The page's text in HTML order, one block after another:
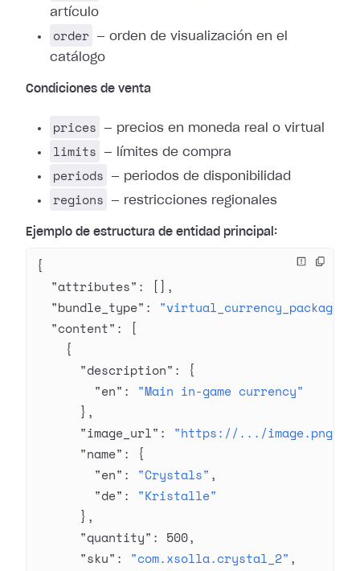
artículo
order
— orden de visualización en el
catálogo
Condiciones de venta
prices — precios en moneda real o virtual
limits — límites de compra
periods — periodos de disponibilidad
regions — restricciones regionales
Ejemplo de estructura de entidad principal:
{
  "attributes"
: [],
  "bundle_type"
: "virtual_currency_package"
  "content"
: [
    {
      "description"
: {
        "en"
: "Main in-game currency"
      },
      "image_url"
: "https://.../image.png"
      "name"
: {
        "en"
: "Crystals" ,
        "de"
: "Kristalle"
      },
      "quantity"
: 500,
      "sku"
: "com.xsolla.crystal_2" ,